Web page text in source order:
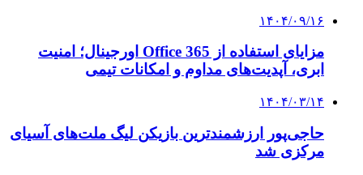
۱۴۰۴/۰۹/۱۶
مزایای استفاده از Office 365 اورجینال؛ امنیت
ابری، آپدیت‌های مداوم و امکانات تیمی
۱۴۰۴/۰۳/۱۴
حاجی‌پور ارزشمندترین بازیکن لیگ ملت‌های آسیای
مرکزی شد